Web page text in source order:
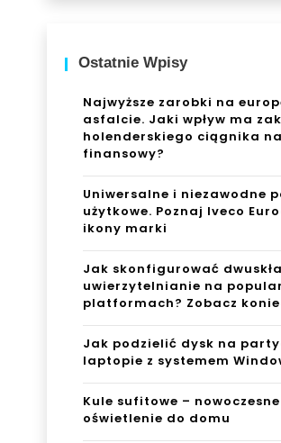
Ostatnie Wpisy
Najwyższe zarobki na
asfalcie. Jaki wpływ ma
holenderskiego ciągnika
finansowy?
Uniwersalne i niezawodne
użytkowe. Poznaj Iveco
ikony marki
Jak skonfigurować
uwierzytelnianie na
platformach? Zobacz
Jak podzielić dysk na
laptopie z systemem
Kule sufitowe –
oświetlenie do domu